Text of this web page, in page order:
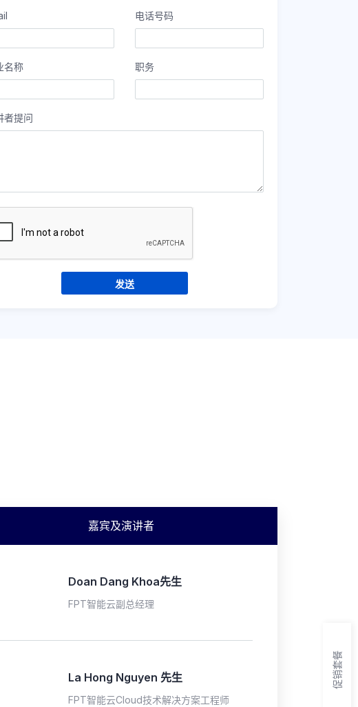
电话号码
名称 职务
者提问
发送
嘉宾及演讲者
Doan Dang Khoa先生
FPT智能云副总经理
La Hong Nguyen 先生
FPT智能云Cloud技术解决方案工程师
促销套餐